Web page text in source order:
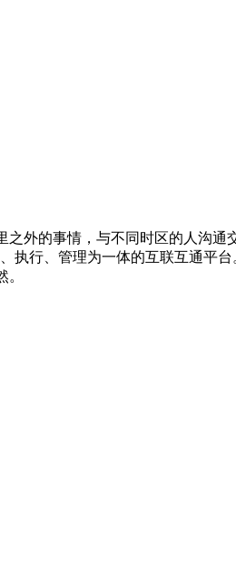
的事情，与不同时区的人沟通
行、管理为一体的互联互通平